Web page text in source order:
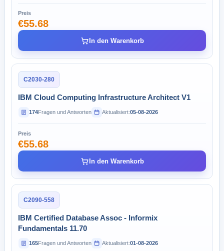
Preis
€55.68
In den Warenkorb
C2030-280
IBM Cloud Computing Infrastructure Architect V1
174Fragen und Antworten Aktualisiert:05-08-2026
Preis
€55.68
In den Warenkorb
C2090-558
IBM Certified Database Assoc - Informix
Fundamentals 11.70
165Fragen und Antworten Aktualisiert:01-08-2026